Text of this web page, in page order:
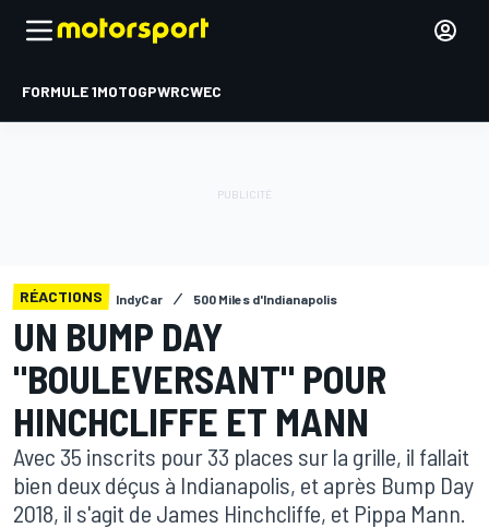
FORMULE 1MOTOGPWRCWEC
RÉACTIONS IndyCar 500 Miles d'Indianapolis
UN BUMP DAY
"BOULEVERSANT" POUR
HINCHCLIFFE ET MANN
Avec 35 inscrits pour 33 places sur la grille, il fallait
bien deux déçus à Indianapolis, et après Bump Day
2018, il s'agit de James Hinchcliffe, et Pippa Mann.